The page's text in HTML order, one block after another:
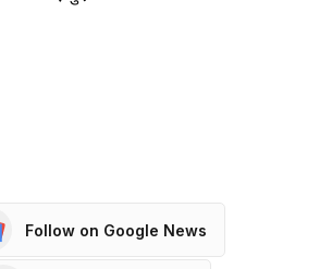
Follow on Google News